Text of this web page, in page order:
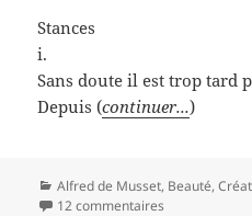
Stances
i.
Sans doute il est trop tard
Depuis (continuer...)
Catégories
Alfred de Musset, Beauté,
12 commentaires